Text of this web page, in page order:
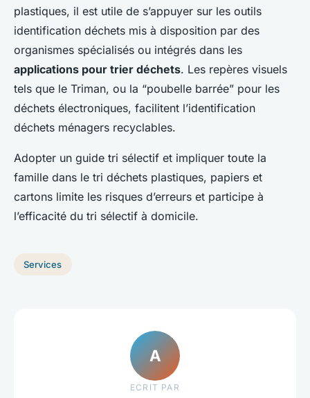
plastiques, il est utile de s’appuyer sur les outils
identification déchets mis à disposition par des
organismes spécialisés ou intégrés dans les
applications pour trier déchets. Les repères visuels
tels que le Triman, ou la “poubelle barrée” pour les
déchets électroniques, facilitent l’identification
déchets ménagers recyclables.
Adopter un guide tri sélectif et impliquer toute la
famille dans le tri déchets plastiques, papiers et
cartons limite les risques d’erreurs et participe à
l’efficacité du tri sélectif à domicile.
Services
A
ECRIT PAR